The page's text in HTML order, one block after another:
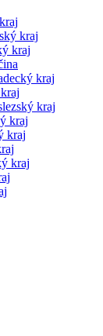
kraj
kraj
kraj
kraj
kraj
kraj
kraj